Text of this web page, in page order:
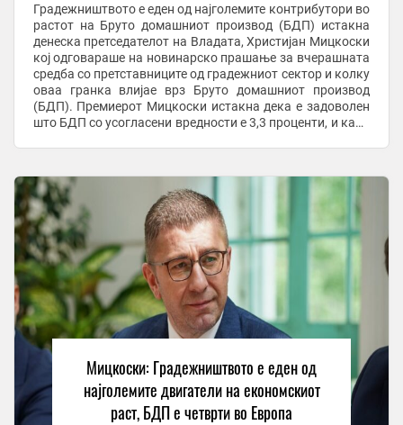
Градежништвото е еден од најголемите контрибутори во
растот на Бруто домашниот производ (БДП) истакна
денеска претседателот на Владата, Христијан Мицкоски
кој одговараше на новинарско прашање за вчерашната
средба со претставниците од градежниот сектор и колку
оваа гранка влијае врз Бруто домашниот производ
(БДП). Премиерот Мицкоски истакна дека е задоволен
што БДП со усогласени вредности е 3,3 проценти, и како
Мицкоски: Градежништвото е еден од
најголемите двигатели на економскиот
раст, БДП е четврти во Европа